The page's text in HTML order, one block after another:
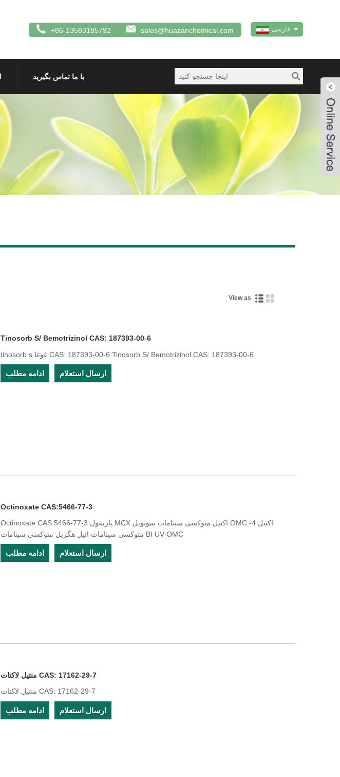
فارسی +86-13583185792 sales@huazanchemical.com
با ما تماس بگیرید
View as
Tinosorb S/ Bemotrizinol CAS: 187393-00-6
tinosorb s غوغا CAS: 187393-00-6 Tinosorb S/ Bemotrizinol CAS: 187393-00-6
ادامه مطلب ارسال استعلام
Octinoxate CAS:5466-77-3
Octinoxate CAS:5466-77-3 پارسول MCX اکتیل متوکسی سینامات سونوبل OMC اکتیل 4-
متوکسی سینامات اتیل هگزیل متوکسی سینامات BI UV-OMC
ادامه مطلب ارسال استعلام
منتیل لاکتات CAS: 17162-29-7
منتیل لاکتات CAS: 17162-29-7
ادامه مطلب ارسال استعلام